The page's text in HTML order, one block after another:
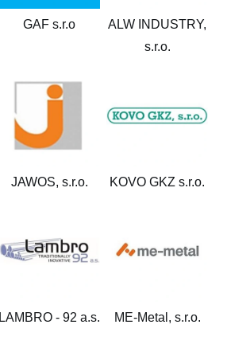
GAF s.r.o
ALW INDUSTRY,
s.r.o.
JAWOS, s.r.o. KOVO GKZ s.r.o.
LAMBRO - 92 a.s. ME-Metal, s.r.o.